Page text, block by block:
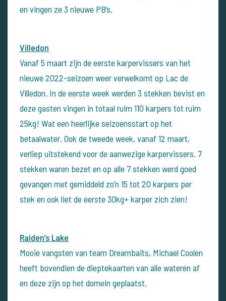
en vingen ze 3 nieuwe PB’s.
Villedon
Vanaf 5 maart zijn de eerste karpervissers van het
nieuwe 2022-seizoen weer verwelkomt op Lac de
Villedon. In de eerste week werden 3 stekken bevist en
deze gasten vingen in totaal ruim 110 karpers tot ruim
25kg! Wat een heerlijke seizoensstart op het
betaalwater. Ook de tweede week, vanaf 12 maart,
verliep uitstekend voor de aanwezige karpervissers. 7
stekken waren bezet en op alle 7 stekken werd goed
gevangen met gemiddeld zo’n 15 tot 20 karpers per
stek en ook liet de eerste 30kg+ karper zich zien!
Raiden’s Lake
Mooie vangsten van team Dreambaits, Michael Coolen
heeft bovendien de dieptekaarten van alle wateren af
en deze zijn op het domein geplaatst.